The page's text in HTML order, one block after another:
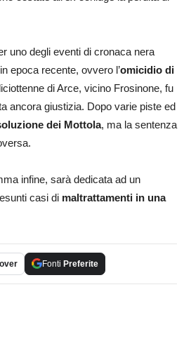
uno degli eventi di cronaca nera
epoca recente, ovvero l’omicidio di
di Arce, vicino Frosinone, fu
ancora giustizia. Dopo varie piste ed
dei Mottola, ma la sentenza
infine, sarà dedicata ad un
casi di maltrattamenti in una
Fonti Preferite